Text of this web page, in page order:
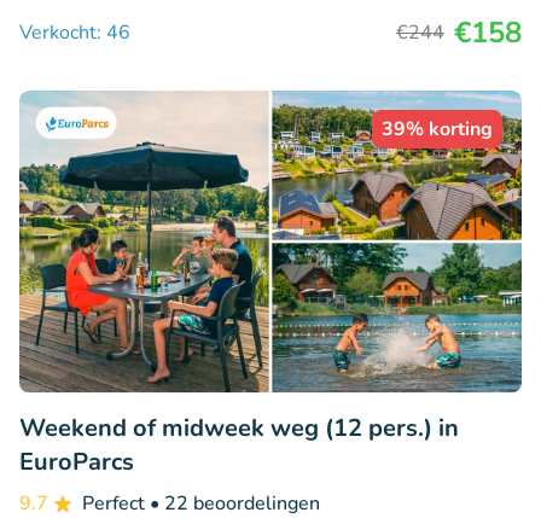
Verkocht: 46
€244 €158
39% korting
Weekend of midweek weg (12 pers.) in
EuroParcs
9.7 Perfect • 22 beoordelingen